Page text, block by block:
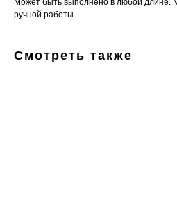
Может быть выполнено в любой длине.
ручной работы
Смотреть также